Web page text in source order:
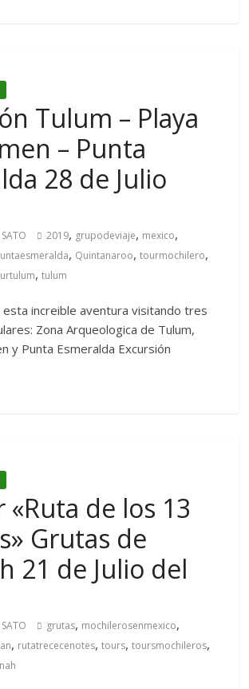
Tulum – Playa
– Punta
28 de Julio
SATO 2019, grupodeviaje, mexico,
, Quintanaroo,tourmochilero,
,tulum
esta increible aventura visitando tres
Zona Arqueologica de Tulum,
y Punta Esmeralda Excursión
«Ruta de los 13
Grutas de
21 de Julio del
SATO grutas, mochilerosenmexico,
, rutatrececenotes,tours,toursmochileros,